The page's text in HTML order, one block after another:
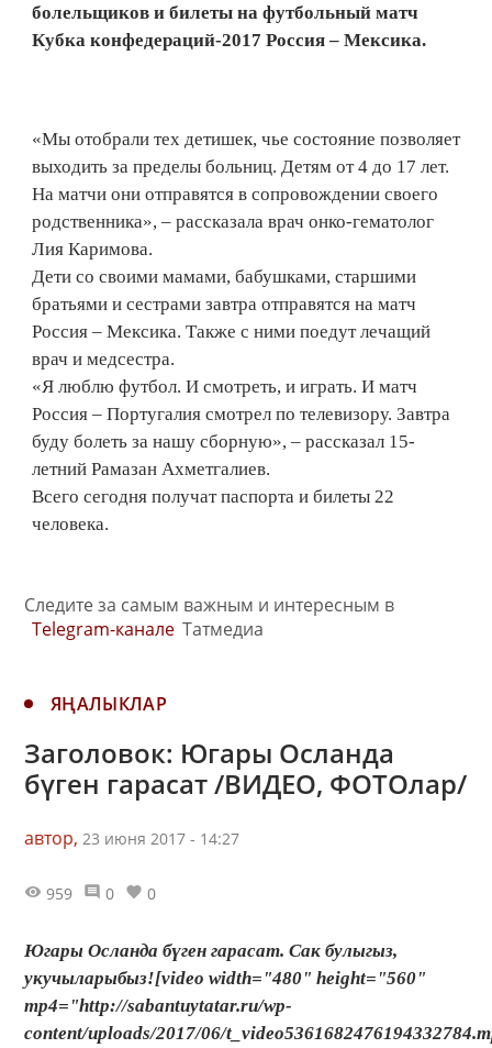
болельщиков и билеты на футбольный матч
Кубка конфедераций-2017 Россия – Мексика.
«Мы отобрали тех детишек, чье состояние позволяет
выходить за пределы больниц. Детям от 4 до 17 лет.
На матчи они отправятся в сопровождении своего
родственника», – рассказала врач онко-гематолог
Лия Каримова.
Дети со своими мамами, бабушками, старшими
братьями и сестрами завтра отправятся на матч
Россия – Мексика. Также с ними поедут лечащий
врач и медсестра.
«Я люблю футбол. И смотреть, и играть. И матч
Россия – Португалия смотрел по телевизору. Завтра
буду болеть за нашу сборную», – рассказал 15-
летний Рамазан Ахметгалиев.
Всего сегодня получат паспорта и билеты 22
человека.
Следите за самым важным и интересным в
Telegram-канале Татмедиа
ЯҢАЛЫКЛАР
Заголовок: Югары Осланда
бүген гарасат /ВИДЕО, ФОТОлар/
автор, 23 июня 2017 - 14:27
959 0 0
Югары Осланда бүген гарасат. Сак булыгыз,
укучыларыбыз![video width="480" height="560"
mp4="http://sabantuytatar.ru/wp-
content/uploads/2017/06/